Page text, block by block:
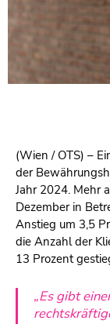
(Wien / OTS) –
der
Jahr 2024. Mehr
Dezember in
Anstieg um 3,5
die Anzahl der
13 Prozent
„Es gibt